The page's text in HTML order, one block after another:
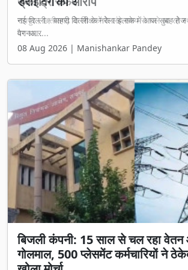
रायपुर। छत्तीसगढ़ के शिक्षकों के लंबे समय से चले आ रहे
पर आ...
08 Aug 2026 | Manishankar Pandey
बिजली कंपनी: 15 साल से चल रहा
गोलमाल, 500 प्लेसमेंट कर्मचारियों ने